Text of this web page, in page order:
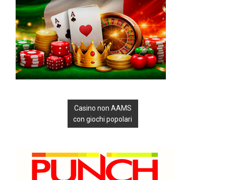
Casino non AAMS
con giochi popolari